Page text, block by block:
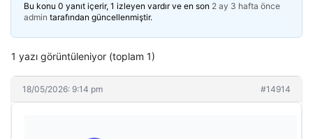
Bu konu 0 yanıt içerir, 1 izleyen vardır ve en son 2 ay 3 hafta önce
admin tarafından güncellenmiştir.
1 yazı görüntüleniyor (toplam 1)
18/05/2026: 9:14 pm #14914